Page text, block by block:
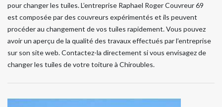
pour changer les tuiles. L’entreprise Raphael Roger Couvreur 69
est composée par des couvreurs expérimentés et ils peuvent
procéder au changement de vos tuiles rapidement. Vous pouvez
avoir un aperçu de la qualité des travaux effectués par l’entreprise
sur son site web. Contactez-la directement si vous envisagez de
changer les tuiles de votre toiture à Chiroubles.